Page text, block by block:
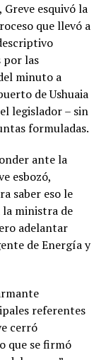
esquivó la
que llevó a
por las
minuto a
de Ushuaia
legislador – sin
formuladas.
ante la
esbozó,
saber eso le
ministra de
adelantar
de Energía y
referentes
cerró
que se firmó